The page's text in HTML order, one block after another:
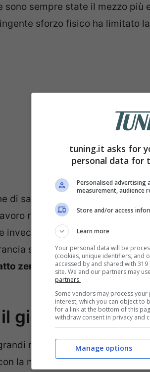
sempre state il mezzo più
sforzo fisico ha limitato
di salite e di discese, l’utilizzo
rischia spesso di provocare
invece con lae-Bike,
si è trovato un modo tale
zero
anche la produzione di
gioiello dalla
novità per quanto riguarda
la nazione transalpina che
tuning.it asks for
personal data for
Personalised advertising
measurement, audience
Store and/or access
Learn more
Your personal data will be
(cookies, unique identifiers, and
accessed by and shared with
site. We and our partners may
partners.
Some vendors may process
interest, which you can object to
for a link at the bottom of this
withdraw consent in privacy and
Manage options